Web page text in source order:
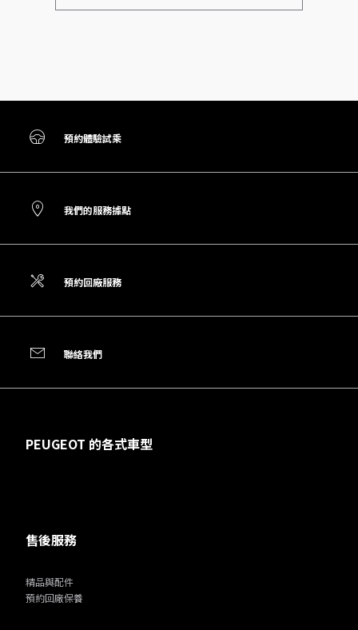
預約體驗試乘
我們的服務據點
預約回廠服務
聯絡我們
PEUGEOT 的各式車型
售後服務
精品與配件
預約回廠保養